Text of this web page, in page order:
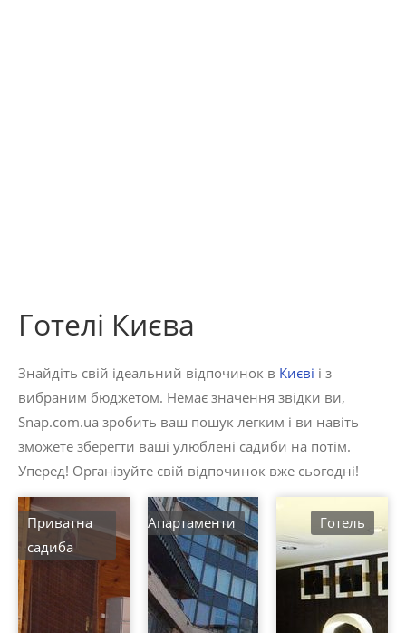
Готелі Києва
Знайдіть свій ідеальний відпочинок в Києві і з
вибраним бюджетом. Немає значення звідки ви,
Snap.com.ua зробить ваш пошук легким і ви навіть
зможете зберегти ваші улюблені садиби на потім.
Уперед! Організуйте свій відпочинок вже сьогодні!
Приватна
садиба
Aпартаменти Готель